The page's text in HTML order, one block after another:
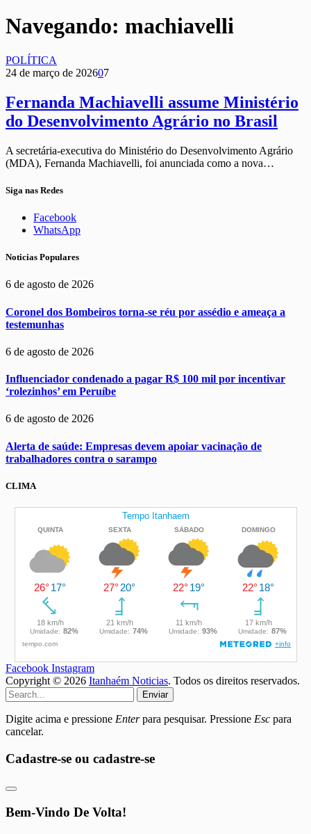
Navegando: machiavelli
POLÍTICA
24 de março de 202607
Fernanda Machiavelli assume Ministério
do Desenvolvimento Agrário no Brasil
A secretária-executiva do Ministério do Desenvolvimento Agrário
(MDA), Fernanda Machiavelli, foi anunciada como a nova…
Siga nas Redes
Facebook
WhatsApp
Noticias Populares
6 de agosto de 2026
Coronel dos Bombeiros torna-se réu por assédio e ameaça a
testemunhas
6 de agosto de 2026
Influenciador condenado a pagar R$ 100 mil por incentivar
‘rolezinhos’ em Peruíbe
6 de agosto de 2026
Alerta de saúde: Empresas devem apoiar vacinação de
trabalhadores contra o sarampo
CLIMA
Facebook Instagram
Copyright © 2026 Itanhaém Noticias. Todos os direitos reservados.
Enviar
Digite acima e pressione Enterpara pesquisar. Pressione Esc para
cancelar.
Cadastre-se ou cadastre-se
Bem-Vindo De Volta!